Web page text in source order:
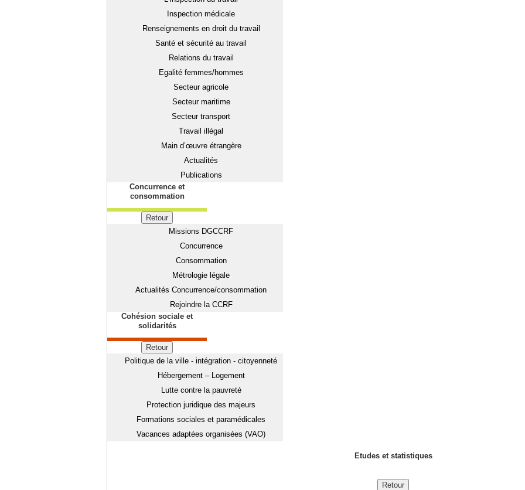
Inspection médicale
Renseignements en droit du travail
Santé et sécurité au travail
Relations du travail
Egalité femmes/hommes
Secteur agricole
Secteur maritime
Secteur transport
Travail illégal
Main d’œuvre étrangère
Actualités
Publications
Concurrence et
consommation
Retour
Missions DGCCRF
Concurrence
Consommation
Métrologie légale
Actualités Concurrence/consommation
Rejoindre la CCRF
Cohésion sociale et
solidarités
Retour
Politique de la ville - intégration - citoyenneté
Hébergement – Logement
Lutte contre la pauvreté
Protection juridique des majeurs
Formations sociales et paramédicales
Vacances adaptées organisées (VAO)
Etudes et statistiques
Retour